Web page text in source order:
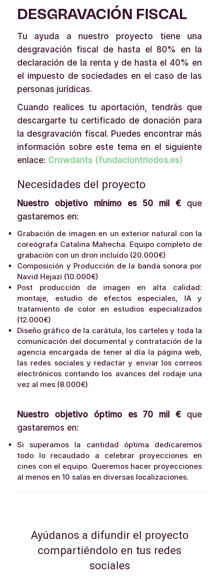
DESGRAVACIÓN FISCAL
Tu ayuda a nuestro proyecto tiene una
desgravación fiscal de hasta el 80% en la
declaración de la renta y de hasta el 40% en
el impuesto de sociedades en el caso de las
personas jurídicas.
Cuando realices tu aportación, tendrás que
descargarte tu certificado de donación para
la desgravación fiscal. Puedes encontrar más
información sobre este tema en el siguiente
enlace: Crowdants (fundaciontriodos.es)
Necesidades del proyecto
Nuestro objetivo mínimo es 50 mil € que
gastaremos en:
Grabación de imagen en un exterior natural con la
coreógrafa Catalina Mahecha. Equipo completo de
grabación con un dron incluído (20.000€)
Composición y Producción de la banda sonora por
Navid Hejazi (10.000€)
Post producción de imagen en alta calidad:
montaje, estudio de efectos especiales, IA y
tratamiento de color en estudios especializados
(12.000€)
Diseño gráfico de la carátula, los carteles y toda la
comunicación del documental y contratación de la
agencia encargada de tener al día la página web,
las redes sociales y redactar y enviar los correos
electrónicos contando los avances del rodaje una
vez al mes (8.000€)
Nuestro objetivo óptimo es 70 mil € que
gastaremos en:
Si superamos la cantidad óptima dedicaremos
todo lo recaudado a celebrar proyecciones en
cines con el equipo. Queremos hacer proyecciones
al menos en 10 salas en diversas localizaciones.
Ayúdanos a difundir el proyecto
compartiéndolo en tus redes
sociales